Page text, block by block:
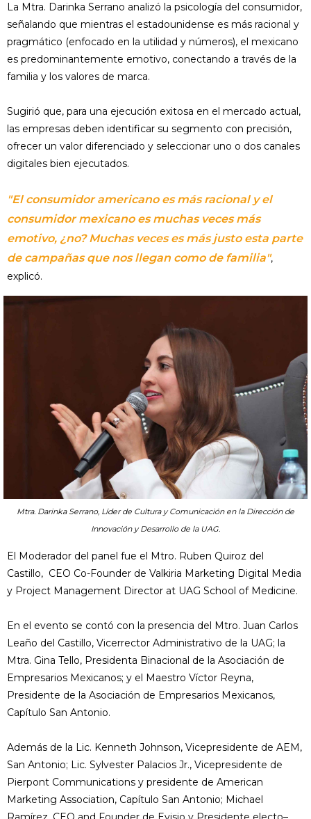
La Mtra. Darinka Serrano analizó la psicología del consumidor,
señalando que mientras el estadounidense es más racional y
pragmático (enfocado en la utilidad y números), el mexicano
es predominantemente emotivo, conectando a través de la
familia y los valores de marca.
Sugirió que, para una ejecución exitosa en el mercado actual,
las empresas deben identificar su segmento con precisión,
ofrecer un valor diferenciado y seleccionar uno o dos canales
digitales bien ejecutados.
"El consumidor americano es más racional y el
consumidor mexicano es muchas veces más
emotivo, ¿no? Muchas veces es más justo esta parte
de campañas que nos llegan como de familia",
explicó.
Mtra. Darinka Serrano, Líder de Cultura y Comunicación en la Dirección de
Innovación y Desarrollo de la UAG.
El Moderador del panel fue el Mtro. Ruben Quiroz del
Castillo, CEO Co-Founder de Valkiria Marketing Digital Media
y Project Management Director at UAG School of Medicine.
En el evento se contó con la presencia del Mtro. Juan Carlos
Leaño del Castillo, Vicerrector Administrativo de la UAG; la
Mtra. Gina Tello, Presidenta Binacional de la Asociación de
Empresarios Mexicanos; y el Maestro Víctor Reyna,
Presidente de la Asociación de Empresarios Mexicanos,
Capítulo San Antonio.
Además de la Lic. Kenneth Johnson, Vicepresidente de AEM,
San Antonio; Lic. Sylvester Palacios Jr., Vicepresidente de
Pierpont Communications y presidente de American
Marketing Association, Capítulo San Antonio; Michael